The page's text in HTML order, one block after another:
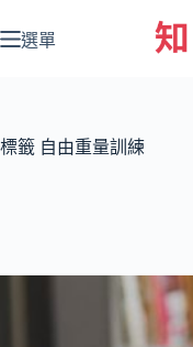
至
容
選單
標籤 自由重量訓練